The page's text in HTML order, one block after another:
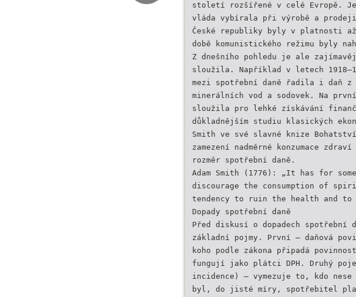
století rozšířené v celé Evropě.
vláda vybírala při výrobě a
České republiky byly v platnosti
době komunistického režimu byly
Z dnešního pohledu je ale
sloužila. Například v letech
mezi spotřební daně řadila i daň z
minerálních vod a sodovek. Na
sloužila pro lehké získávání
důkladnějším studiu klasických
Smith ve své slavné knize
zamezení nadměrné konzumace
rozměr spotřební daně.
Adam Smith (1776): „It has for
discourage the consumption of
tendency to ruin the health and to
Dopady spotřební daně
Před diskusí o dopadech spotřební
základní pojmy. První – daňová
koho podle zákona připadá
fungují jako plátci DPH. Druhý
incidence) – vymezuje to, kdo nese
byl, do jisté míry, spotřebitel